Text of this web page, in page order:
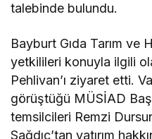
talebinde bulundu.
Bayburt Gıda Tarım ve
yetkilileri konuyla ilgili
Pehlivan’ı ziyaret etti.
görüştüğü MÜSİAD
temsilcileri Remzi
Sağdıç’tan yatırım